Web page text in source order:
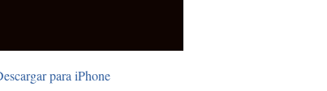
para iPhone